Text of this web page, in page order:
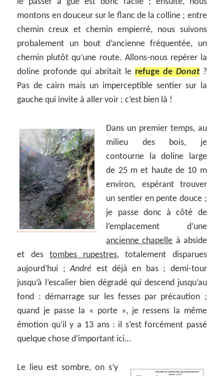
montons en douceur sur le flanc de la colline ; entre
chemin creux et chemin empierré, nous suivons
probalement un bout d’ancienne fréquentée, un
chemin plutôt qu’une route. Allons-nous repérer la
doline profonde qui abritait le refuge de Donat?
Pas de cairn mais un imperceptible sentier sur la
gauche qui invite à aller voir ; c’est bien là !
Dans un premier temps, au
milieu des bois, je
contourne la doline large
de 25 m et haute de 10 m
environ, espérant trouver
un sentier en pente douce ;
je passe donc à côté de
l’emplacement d’une
ancienne chapelle à abside
et des tombes rupestres, totalement disparues
aujourd’hui ;André est déjà en bas ; demi-tour
jusqu’à l’escalier bien dégradé qui descend jusqu’au
fond : démarrage sur les fesses par précaution ;
quand je passe la « porte », je ressens la même
émotion qu’il y a 13 ans : il s’est forcément passé
quelque chose d’important ici…
Le lieu est sombre, on s’y